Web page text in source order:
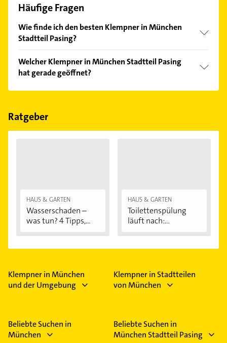
Häufige Fragen
Wie finde ich den besten Klempner in München
Stadtteil Pasing?
Kundenmeinungen und profitieren Sie von den
Empfehlungen. Die Suchergebnisse können Sie sich
einfach nachBewertungensortiert anzeigen lassen.
Welcher Klempner in München Stadtteil Pasing
hat gerade geöffnet?
Im Anbieter-Bereich finden Sie alleÖffnungszeiten.
Feiertagen abweichen können.
Ratgeber
HAUS & GARTEN
Wasserschaden –
was tun? 4 Tipps,...
HAUS & GARTEN
Toilettenspülung
läuft nach:...
Klempner in München
und der Umgebung
Klempner in Stadtteilen
von München
Beliebte Suchen in
München
Beliebte Suchen in
München Stadtteil Pasing